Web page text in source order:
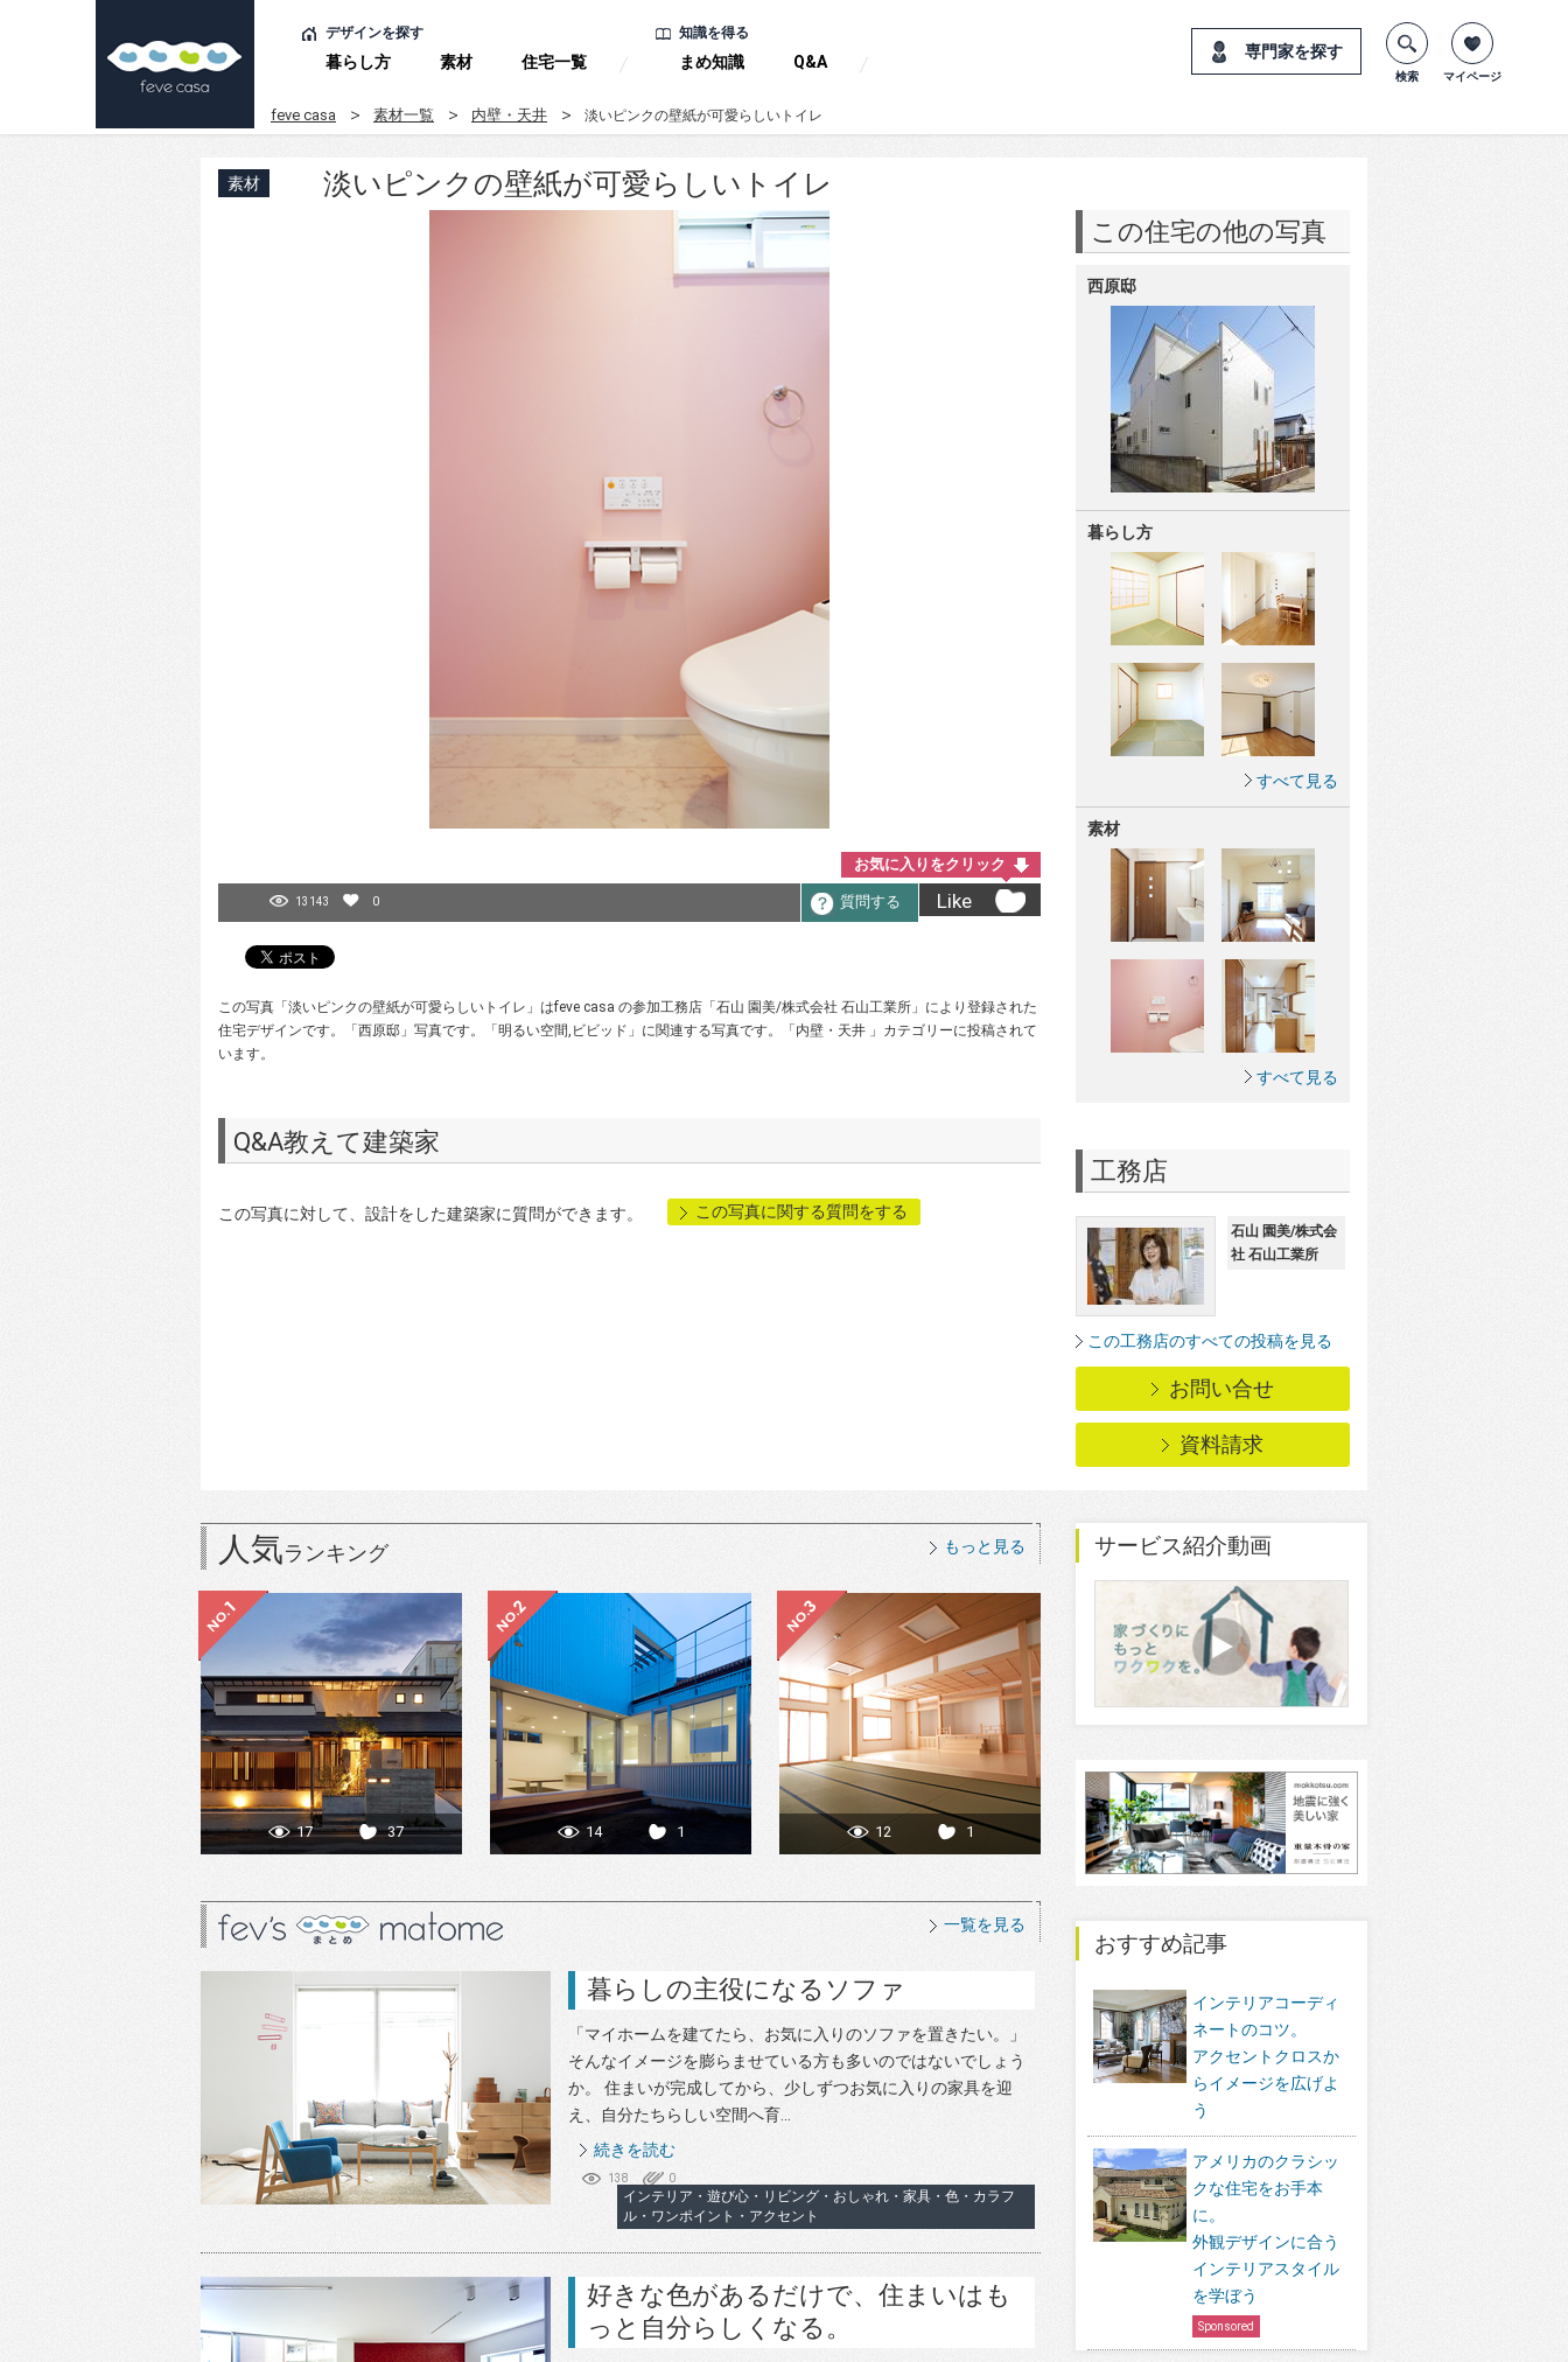
デザインを探す
暮らし方 素材 住宅一覧
知識を得る
まめ知識 Q&A
専門家を探す
検索 マイページ
feve casa 素材一覧 内壁・天井 淡いピンクの壁紙が可愛らしいトイレ
素材 淡いピンクの壁紙が可愛らしいトイレ
お気に入りをクリック
13143 0 質問する Like
この写真「淡いピンクの壁紙が可愛らしいトイレ」はfeve casa の参加工務店「石山 園美/株式会社 石山工業所」により登録された
住宅デザインです。「西原邸」写真です。「明るい空間,ビビッド」に関連する写真です。「内壁・天井 」カテゴリーに投稿されて
います。
Q&A教えて建築家
この写真に対して、設計をした建築家に質問ができます。 この写真に関する質問をする
この住宅の他の写真
西原邸
暮らし方
すべて見る
素材
すべて見る
工務店
石山 園美/株式会
社 石山工業所
この工務店のすべての投稿を見る
お問い合せ
資料請求
人気ランキング もっと見る
17 37 14 1 12 1
一覧を見る
暮らしの主役になるソファ
「マイホームを建てたら、お気に入りのソファを置きたい。」
そんなイメージを膨らませている方も多いのではないでしょう
か。 住まいが完成してから、少しずつお気に入りの家具を迎
え、自分たちらしい空間へ育...
続きを読む
138 0
インテリア・遊び心・リビング・おしゃれ・家具・色・カラフ
ル・ワンポイント・アクセント
好きな色があるだけで、住まいはも
っと自分らしくなる。
サービス紹介動画
おすすめ記事
インテリアコーディ
ネートのコツ。
アクセントクロスか
らイメージを広げよ
う
アメリカのクラシッ
クな住宅をお手本
に。
外観デザインに合う
インテリアスタイル
を学ぼう
Sponsored